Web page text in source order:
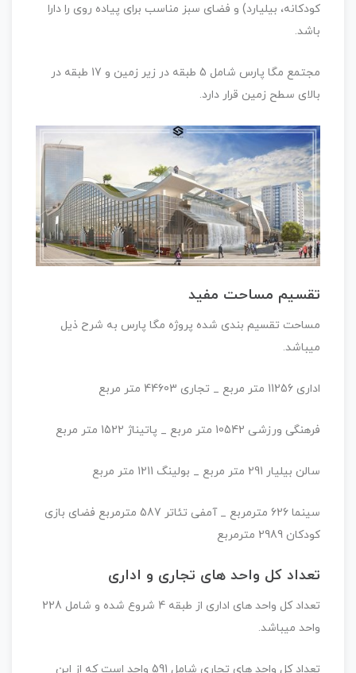
کودکانه، بیلیارد) و فضای سبز مناسب برای پیاده روی را دارا
باشد.
مجتمع مگا پارس شامل 5 طبقه در زیر زمین و 17 طبقه در
بالای سطح زمین قرار دارد.
تقسیم مساحت مفید
مساحت تقسیم بندی شده پروژه مگا پارس به شرح ذیل
میباشد.
اداری 11256 متر مربع _ تجاری 44603 متر مربع
فرهنگی ورزشی 10542 متر مربع _ پاتیناژ 1522 متر مربع
سالن بیلیار 291 متر مربع _ بولینگ 1211 متر مربع
سینما 626 مترمربع _ آمفی تئاتر 587 مترمربع فضای بازی
کودکان 2989 مترمربع
تعداد کل واحد های تجاری و اداری
تعداد کل واحد های اداری از طبقه 4 شروع شده و شامل 228
واحد میباشد.
تعداد کل واحد های تجاری شامل 591 واحد است که از این